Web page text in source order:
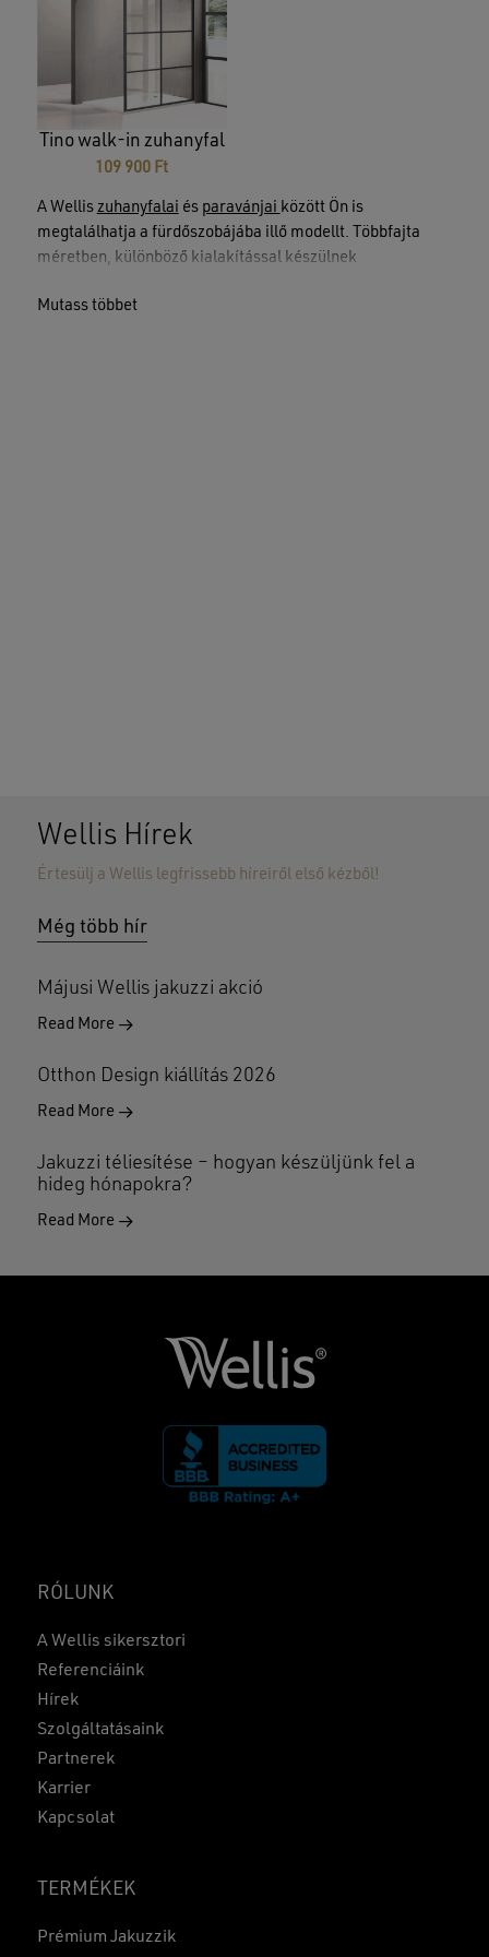
Nincsenek termékek a kosárban.
900 Ft
Tino walk-in zuhanyfal
109 900 Ft
A Wellis zuhanyfalai és paravánjai között Ön is
megtalálhatja a fürdőszobájába illő modellt. Többfajta
méretben, különböző kialakítással készülnek
Kádparavánjaink segítik a cseppmentes zuhanyzást
Mutass többet
Wellis Hírek
Értesülj a Wellis legfrissebb híreiről első kézből!
Még több hír
Májusi Wellis jakuzzi akció
Read More
Otthon Design kiállítás 2026
Read More
Jakuzzi téliesítése – hogyan készüljünk fel a
hideg hónapokra?
Read More
RÓLUNK
A Wellis sikersztori
Referenciáink
Hírek
Szolgáltatásaink
Partnerek
Karrier
Kapcsolat
TERMÉKEK
Prémium Jakuzzik